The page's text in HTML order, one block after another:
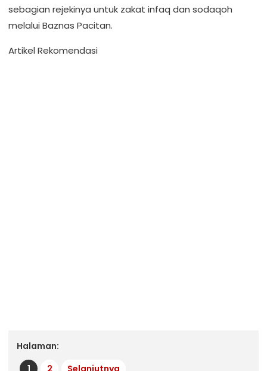
sebagian rejekinya untuk zakat infaq dan sodaqoh
melalui Baznas Pacitan.
Artikel Rekomendasi
Halaman:
1
2 Selanjutnya